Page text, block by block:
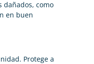
dañados, como
en buen
Protege a